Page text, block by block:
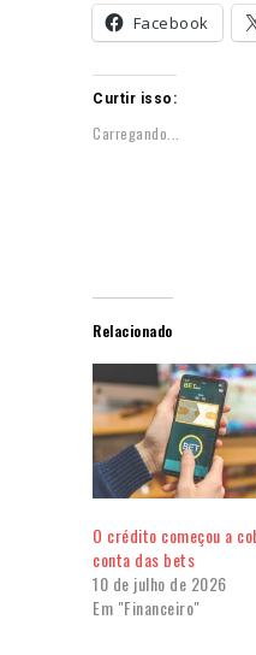
Facebook
Curtir isso:
Carregando...
Relacionado
O crédito começou a
conta das bets
10 de julho de 2026
Em "Financeiro"